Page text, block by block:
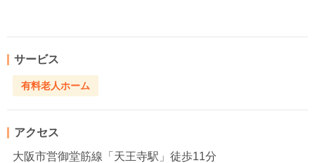
サービス
有料老人ホーム
アクセス
大阪市営御堂筋線「天王寺駅」徒歩11分